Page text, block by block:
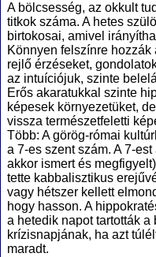
A bölcsesség, az okkult
titkok száma. A hetes
birtokosai, amivel
Könnyen felszínre hozzák
rejlő érzéseket,
az intuíciójuk, szinte
Erős akaratukkal szinte
képesek környezetüket,
vissza természetfeletti
Több: A görög-római
a 7-es szent szám. A 7-
akkor ismert és
tette kabbalisztikus
vagy hétszer kellett
hogy hasson. A
a hetedik napot tartották a
krízisnapjának, ha azt
maradt.